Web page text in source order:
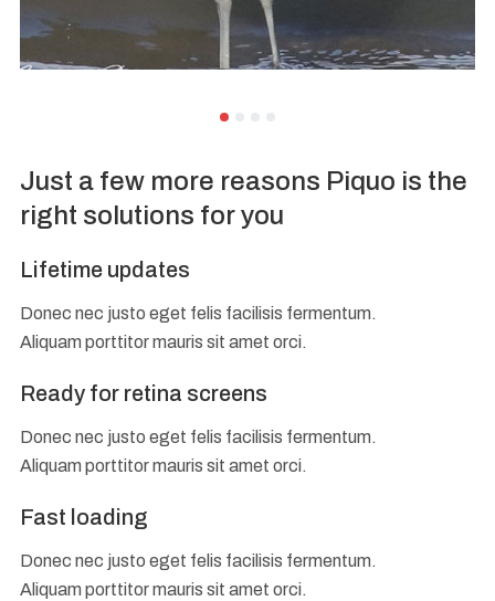
Just a few more reasons Piquo is the
right solutions for you
Lifetime updates
Donec nec justo eget felis facilisis fermentum.
Aliquam porttitor mauris sit amet orci.
Ready for retina screens
Donec nec justo eget felis facilisis fermentum.
Aliquam porttitor mauris sit amet orci.
Fast loading
Donec nec justo eget felis facilisis fermentum.
Aliquam porttitor mauris sit amet orci.